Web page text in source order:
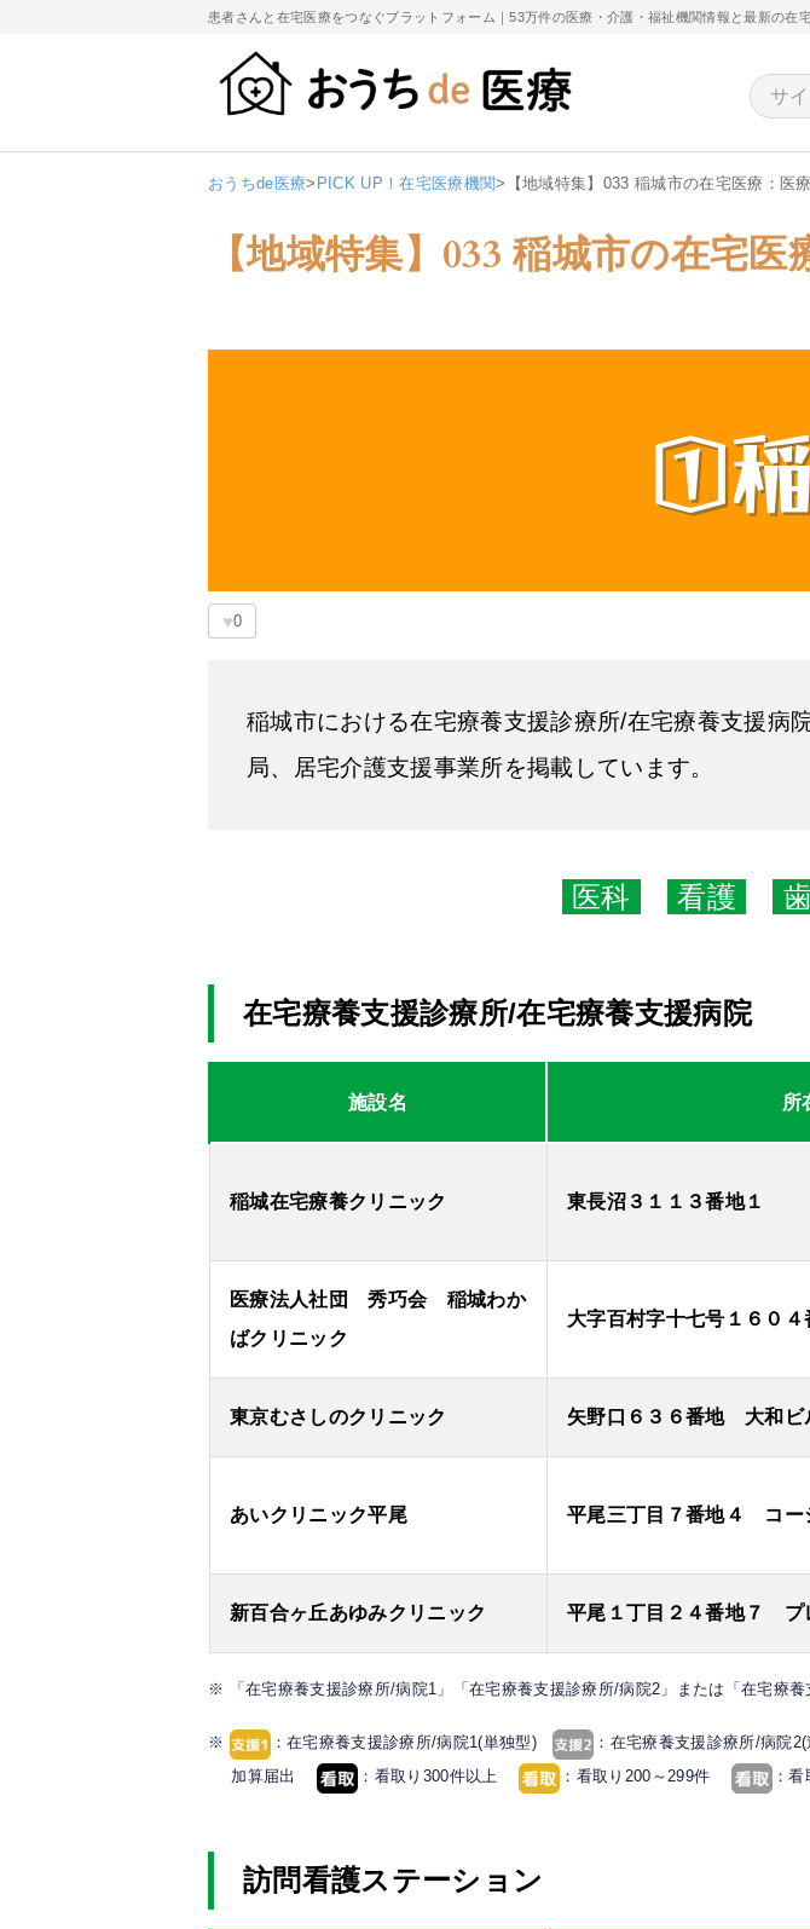
患者さんと在宅医療をつなぐプラットフォーム｜53万件の医療・介護・福祉機関情報と最新の在
おうちde医療> PICK UP！在宅医療機関> 【地域特集】033 稲城市の在宅医療：医
【地域特集】033 稲城市の在宅
♥0
稲城市における在宅療養支援診療所/在宅療養支援病
局、居宅介護支援事業所を掲載しています。
医科 看護
在宅療養支援診療所/在宅療養支援病院
施設名 所
稲城在宅療養クリニック 東長沼３１１３番地１
医療法人社団 秀巧会 稲城わか
ばクリニック
大字百村字十七号１６０４
東京むさしのクリニック 矢野口６３６番地 大和ビ
あいクリニック平尾 平尾三丁目７番地４ コー
新百合ヶ丘あゆみクリニック 平尾１丁目２４番地７ プ
※ 「在宅療養支援診療所/病院1」「在宅療養支援診療所/病院2」または「在宅療
※ ：在宅療養支援診療所/病院1(単独型) ：在宅療養支援診療所/病院
加算届出
：看取り300件以上 ：看取り200～299件 ：
訪問看護ステーション